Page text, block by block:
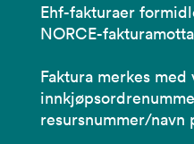
Ehf-fakturaer
NORCE-
Faktura merkes med
resursnummer/navn